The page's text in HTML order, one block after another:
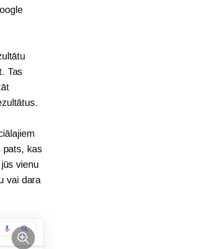
Tas
pats, kas
vienu
vai dara